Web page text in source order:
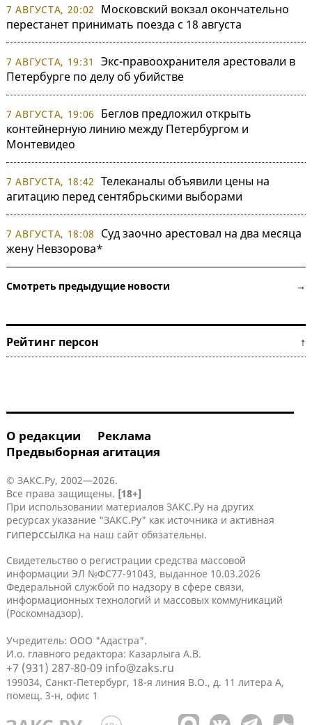
7 АВГУСТА, 20:02
Московский вокзал окончательно
перестанет принимать поезда с 18 августа
7 АВГУСТА, 19:31
Экс-правоохранителя арестовали в
Петербурге по делу об убийстве
7 АВГУСТА, 19:06
Беглов предложил открыть
контейнерную линию между Петербургом и
Монтевидео
7 АВГУСТА, 18:42 Телеканалы объявили цены на
агитацию перед сентябрьскими выборами
7 АВГУСТА, 18:08
Суд заочно арестовал на два месяца
жену Невзорова*
Смотреть предыдущие новости →
Рейтинг персон ↑
О редакции
Реклама
Предвыборная агитация
© ЗАКС.Ру, 2002—2026.
Все права защищены. [18+]
При использовании материалов ЗАКС.Ру на других
ресурсах указание "ЗАКС.Ру" как источника и активная
гиперссылка на наш сайт обязательны.
Свидетельство о регистрации средства массовой
информации ЭЛ №ФС77-91043, выданное 10.03.2026
Федеральной службой по надзору в сфере связи,
информационных технологий и массовых коммуникаций
(Роскомнадзор).
Учредитель: ООО "Адастра".
И.о. главного редактора: Казарлыга А.В.
+7 (931) 287-80-09 info@zaks.ru
199034, Санкт-Петербург, 18-я линия В.О., д. 11 литера А,
помещ. 3-н, офис 1